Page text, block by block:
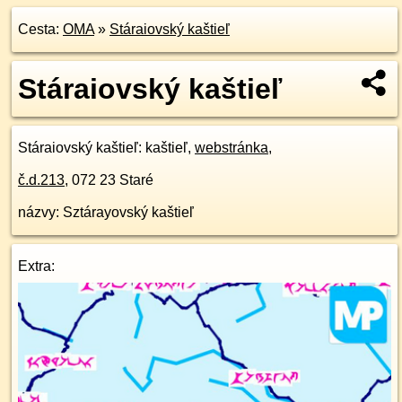
Cesta: OMA» Stáraiovský kaštieľ
Stáraiovský kaštieľ
Stáraiovský kaštieľ: kaštieľ, webstránka,
č.d.213, 072 23 Staré
názvy: Sztárayovský kaštieľ
Extra: